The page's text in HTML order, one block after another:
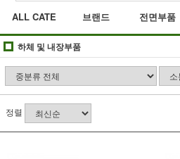
ALL CATE 브랜드 전면부품
하체 및 내장부품
정렬